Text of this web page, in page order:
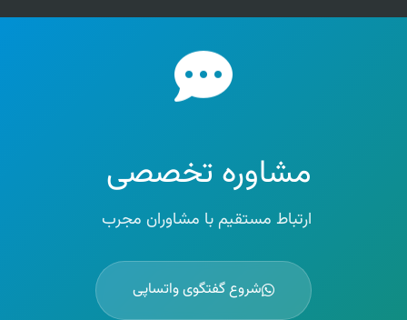
مشاوره تخصصی
ارتباط مستقیم با مشاوران مجرب
شروع گفتگوی واتساپی